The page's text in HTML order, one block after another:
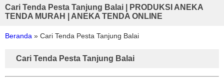
Cari Tenda Pesta Tanjung Balai | PRODUKSI ANEKA
TENDA MURAH | ANEKA TENDA ONLINE
Beranda » Cari Tenda Pesta Tanjung Balai
Cari Tenda Pesta Tanjung Balai